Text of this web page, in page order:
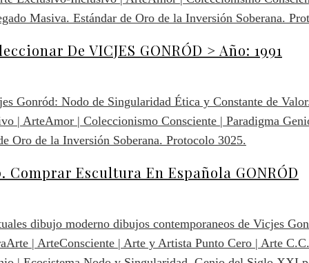
De VICJES GONRÓD > Año: 1991
Escultura En Española GONRÓD